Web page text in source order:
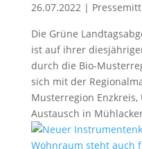
26.07.2022|
Die Grüne
ist auf ihrer
durch die Bio-
sich mit der
Musterregion Enzkreis,
Austausch in